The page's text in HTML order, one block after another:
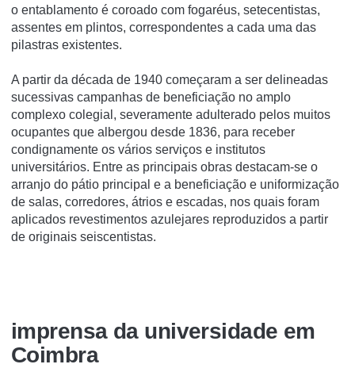
o entablamento é coroado com fogaréus, setecentistas,
assentes em plintos, correspondentes a cada uma das
pilastras existentes.
A partir da década de 1940 começaram a ser delineadas
sucessivas campanhas de beneficiação no amplo
complexo colegial, severamente adulterado pelos muitos
ocupantes que albergou desde 1836, para receber
condignamente os vários serviços e institutos
universitários. Entre as principais obras destacam-se o
arranjo do pátio principal e a beneficiação e uniformização
de salas, corredores, átrios e escadas, nos quais foram
aplicados revestimentos azulejares reproduzidos a partir
de originais seiscentistas.
imprensa da universidade em
Coimbra